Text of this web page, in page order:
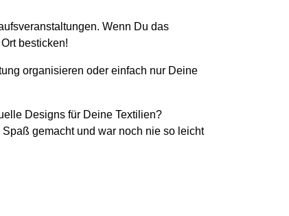
Wenn Du das
besticken!
organisieren oder einfach nur Deine
Designs für Deine Textilien?
gemacht und war noch nie so leicht